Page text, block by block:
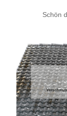
Schön